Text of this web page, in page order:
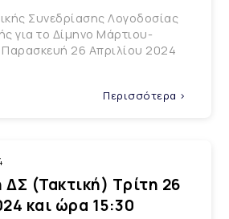
Συνεδρίασης Λογοδοσίας
για το Δίμηνο Μάρτιου-
26 Απριλίου 2024
Περισσότερα >
(Τακτική) Τρίτη 26
και ώρα 15:30